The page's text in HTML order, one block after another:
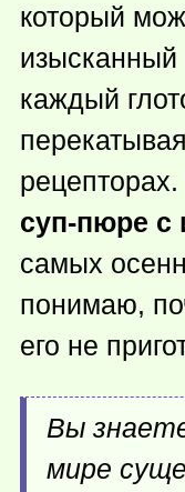
который
каждый
рецепторах.
суп-пюре с
самых
понимаю,
его не
Вы
мире